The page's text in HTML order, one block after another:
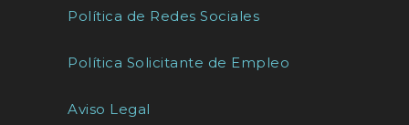
Política de Redes Sociales
Política Solicitante de Empleo
Aviso Legal